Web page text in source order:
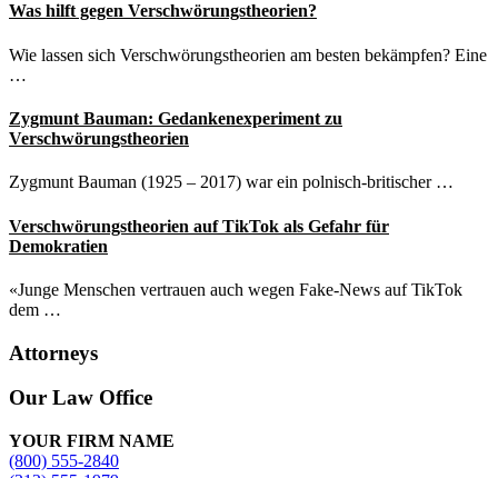
Was hilft gegen Verschwörungstheorien?
Wie lassen sich Verschwörungstheorien am besten bekämpfen? Eine
…
Zygmunt Bauman: Gedankenexperiment zu
Verschwörungstheorien
Zygmunt Bauman (1925 – 2017) war ein polnisch-britischer …
Verschwörungstheorien auf TikTok als Gefahr für
Demokratien
«Junge Menschen vertrauen auch wegen Fake-News auf TikTok
dem …
Attorneys
Site
Footer
Our Law Office
YOUR FIRM NAME
(800) 555-2840